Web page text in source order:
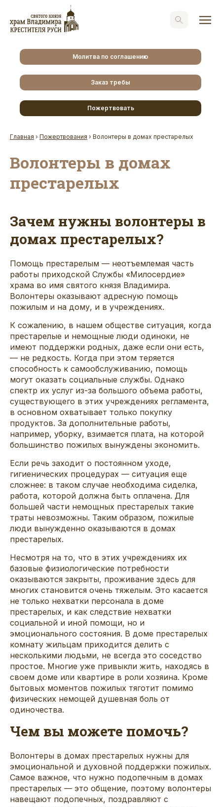
Молитва по соглашению
Заказ требы
Пожертвовать
Главная › Пожертвования › Волонтеры в домах престарелых
Волонтеры в домах
престарелых
Зачем нужны волонтеры в
домах престарелых?
Помощь престарелым — неотъемлемая часть
работы приходской Службы «Милосердие»
храма во имя святого князя Владимира.
Волонтеры оказывают адресную помощь
пожилым и на дому, и в учреждениях.
К сожалению, в нашем обществе ситуация, когда
престарелые и немощные люди одиноки, не
имеют поддержки родных, даже если они есть,
— не редкость. Когда при этом теряется
способность к самообслуживанию, помощь
могут оказать социальные службы. Однако
спектр их услуг из-за большого объема работы,
существующего в этих учреждениях регламента,
в основном охватывает только покупку
продуктов. За дополнительные работы,
например, уборку, взимается плата, на которой
большинство пожилых вынуждены экономить.
Если речь заходит о постоянном уходе,
гигиенических процедурах — ситуация еще
сложнее: в таком случае необходима сиделка,
работа, которой должна быть оплачена. Для
большей части немощных престарелых такие
траты невозможны. Таким образом, пожилые
люди вынужденно оказываются в домах
престарелых.
Несмотря на то, что в этих учреждениях их
базовые физиологические потребности
оказываются закрыты, проживание здесь для
многих становится очень тяжелым. Это касается
не только нехватки персонала в доме
престарелых, и как следствие нехватки
социальной и иной помощи, но и
эмоционального состояния. В доме престарелых
комнату жильцам приходится делить с
несколькими людьми, не всегда это соседство
простое. Многие уже привыкли жить, находясь в
своем доме или квартире в роли хозяина. Кроме
бытовых моментов пожилых тяготит помимо
физических немощей душевная боль от
одиночества.
Чем вы можете помочь?
Волонтеры в домах престарелых нужны для
эмоциональной и духовной поддержки пожилых.
Самое важное, что нужно подопечным в домах
престарелых — это общение, поэтому волонтеры
навещают подопечных, поздравляют с